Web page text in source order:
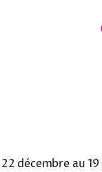
décembre au